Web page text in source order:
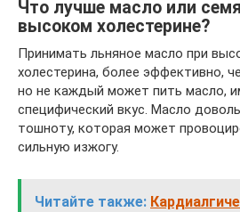
Что лучше масло или
высоком холестерине?
Принимать льняное масло при
холестерина, более эффективно,
но не каждый может пить масло,
специфический вкус. Масло
тошноту, которая может
сильную изжогу.
Читайте также: